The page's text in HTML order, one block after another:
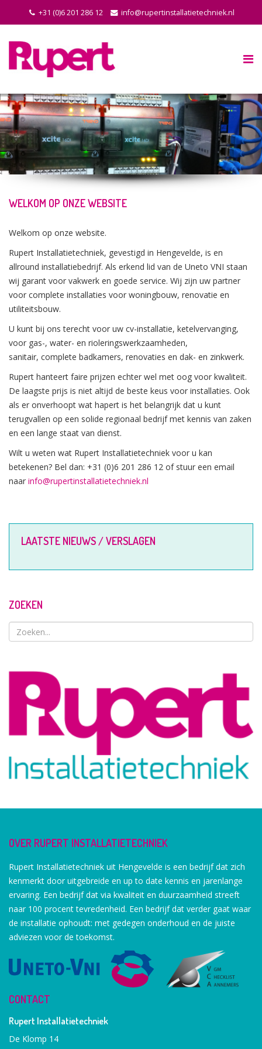
+31 (0)6 201 286 12 info@rupertinstallatietechniek.nl
WELKOM OP ONZE WEBSITE
Welkom op onze website.
Rupert Installatietechniek, gevestigd in Hengevelde, is en
allround installatiebedrijf. Als erkend lid van de Uneto VNI staan
wij garant voor vakwerk en goede service. Wij zijn uw partner
voor complete installaties voor woningbouw, renovatie en
utiliteitsbouw.
U kunt bij ons terecht voor uw cv-installatie, ketelvervanging,
voor gas-, water- en rioleringswerkzaamheden,
sanitair, complete badkamers, renovaties en dak- en zinkwerk.
Rupert hanteert faire prijzen echter wel met oog voor kwaliteit.
De laagste prijs is niet altijd de beste keus voor installaties. Ook
als er onverhoopt wat hapert is het belangrijk dat u kunt
terugvallen op een solide regionaal bedrijf met kennis van zaken
en een lange staat van dienst.
Wilt u weten wat Rupert Installatietechniek voor u kan
betekenen? Bel dan: +31 (0)6 201 286 12 of stuur een email
naar info@rupertinstallatietechniek.nl
LAATSTE NIEUWS / VERSLAGEN
ZOEKEN
OVER RUPERT INSTALLATIETECHNIEK
Rupert Installatietechniek uit Hengevelde is een bedrijf dat zich
kenmerkt door uitgebreide en up to date kennis en jarenlange
ervaring. Een bedrijf dat via kwaliteit en duurzaamheid streeft
naar 100 procent tevredenheid. Een bedrijf dat verder gaat waar
de installatie ophoudt: met gedegen onderhoud en de juiste
adviezen voor de toekomst.
CONTACT
Rupert Installatietechniek
De Klomp 14